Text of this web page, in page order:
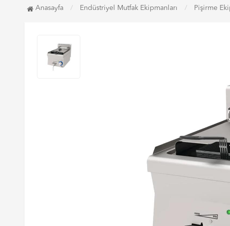
Anasayfa Endüstriyel Mutfak Ekipmanları Pişirme